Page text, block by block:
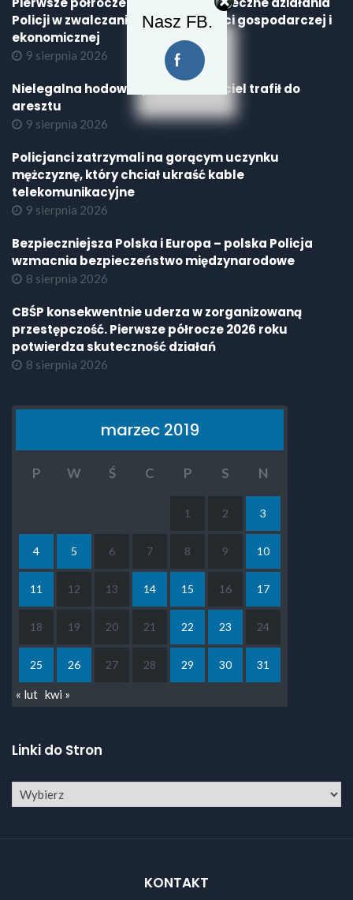
Policji w zwalczaniu przestępczości gospodarczej i
ekonomicznej
9 sierpnia 2026
Nielegalna hodowla psów. Właściciel trafił do
aresztu
9 sierpnia 2026
Policjanci zatrzymali na gorącym uczynku
mężczyznę, który chciał ukraść kable
telekomunikacyjne
9 sierpnia 2026
Bezpieczniejsza Polska i Europa – polska Policja
wzmacnia bezpieczeństwo międzynarodowe
8 sierpnia 2026
CBŚP konsekwentnie uderza w zorganizowaną
przestępczość. Pierwsze półrocze 2026 roku
potwierdza skuteczność działań
8 sierpnia 2026
marzec 2019
P W Ś C P S N
1 2 3
4 5 6 7 8 9 10
11 12 13 14 15 16 17
18 19 20 21 22 23 24
25 26 27 28 29 30 31
« lut kwi »
Linki do Stron
KONTAKT
Nasz FB.